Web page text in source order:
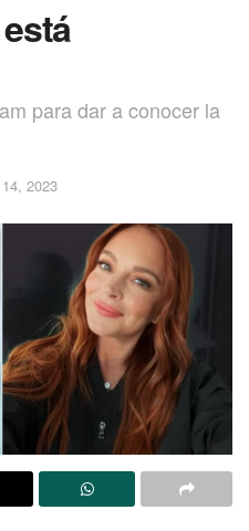
para dar a conocer la
2023